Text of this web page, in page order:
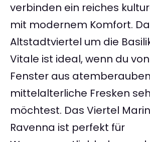
verbinden ein reiches
mit modernem Komfort.
Altstadtviertel um die
Vitale ist ideal, wenn du
Fenster aus
mittelalterliche Fresken
möchtest. Das Viertel
Ravenna ist perfekt für